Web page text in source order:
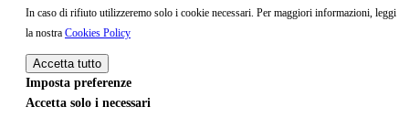
In caso di rifiuto utilizzeremo solo i cookie necessari. Per maggiori informazioni, leggi
la nostra Cookies Policy
Accetta tutto
Imposta preferenze
Accetta solo i necessari